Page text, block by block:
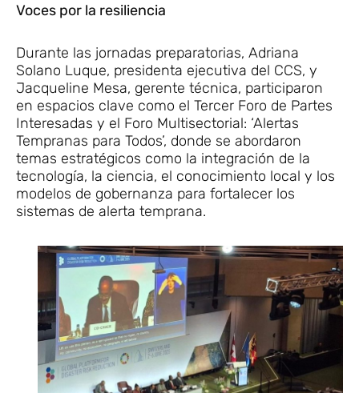
Voces por la resiliencia
Durante las jornadas preparatorias, Adriana
Solano Luque, presidenta ejecutiva del CCS, y
Jacqueline Mesa, gerente técnica, participaron
en espacios clave como el Tercer Foro de Partes
Interesadas y el Foro Multisectorial: ‘Alertas
Tempranas para Todos’, donde se abordaron
temas estratégicos como la integración de la
tecnología, la ciencia, el conocimiento local y los
modelos de gobernanza para fortalecer los
sistemas de alerta temprana.